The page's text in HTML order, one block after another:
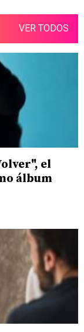
VER TODOS
el
álbum